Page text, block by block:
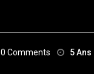
0 Comments 5 Ans